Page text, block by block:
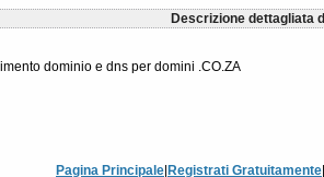
Descrizione dettagliata
dominio e dns per domini .CO.ZA
Pagina Principale Registrati Gratuitamente